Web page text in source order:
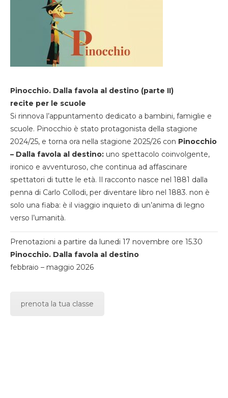
Pinocchio. Dalla favola al destino (parte II)
recite per le scuole
Si rinnova l’appuntamento dedicato a bambini, famiglie e
scuole. Pinocchio è stato protagonista della stagione
2024/25, e torna ora nella stagione 2025/26 con Pinocchio
– Dalla favola al destino: uno spettacolo coinvolgente,
ironico e avventuroso, che continua ad affascinare
spettatori di tutte le età. Il racconto nasce nel 1881 dalla
penna di Carlo Collodi, per diventare libro nel 1883. non è
solo una fiaba: è il viaggio inquieto di un’anima di legno
verso l’umanità.
Prenotazioni a partire da lunedi 17 novembre ore 15.30
Pinocchio. Dalla favola al destino
febbraio – maggio 2026
prenota la tua classe